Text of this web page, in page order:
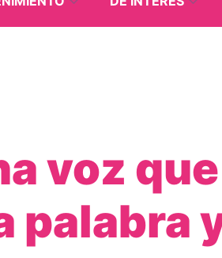
voz
palabra